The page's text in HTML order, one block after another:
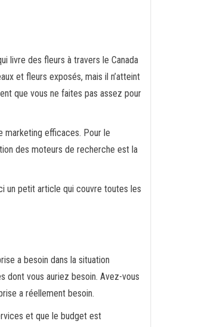
livre des fleurs à travers le Canada
et fleurs exposés, mais il n’atteint
que vous ne faites pas assez pour
marketing efficaces. Pour le
des moteurs de recherche est la
un petit article qui couvre toutes les
a besoin dans la situation
dont vous auriez besoin. Avez-vous
a réellement besoin.
et que le budget est